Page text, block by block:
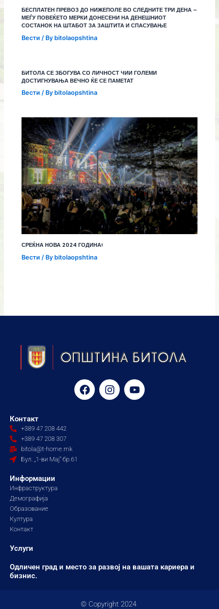
БЕСПЛАТЕН ПРЕВОЗ ДО НИЖЕПОЛЕ ВО СЛЕДНИТЕ ТРИ ДЕНА –
МЕЃУ ПОВЕЌЕТО МЕРКИ ДОНЕСЕНИ НА ДЕНЕШНИОТ
СОСТАНОК НА ШТАБОТ ЗА ЗАШТИТА И СПАСУВАЊЕ
Вести / By bitolaopshtina
БИТОЛА СЕ ЗБОГУВА СО ЛИЧНОСТ ЧИИ ГОЛЕМИ
ДОСТИГНУВАЊА ВЕЧНО ЌЕ СЕ ПАМЕТАТ
Вести / By bitolaopshtina
СРЕЌНА НОВА 2024 ГОДИНА!
Вести / By bitolaopshtina
F
a
I
n
Y
o
Контакт
+389 47 208 442
+389 47 208 307
bitola@t-home.mk
Бул. „1-ви Мај“ бр.61
Информации
Инфраструктура
Демографија
Образование
Култура
Контакт
Услуги
Одличен град и место за развој на вашата кариера и
бизнис.
© Copyright 2024